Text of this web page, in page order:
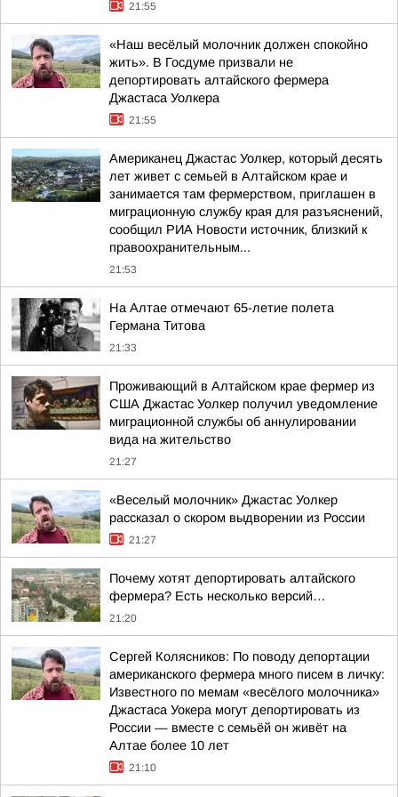
21:55
«Наш весёлый молочник должен спокойно
жить». В Госдуме призвали не
депортировать алтайского фермера
Джастаса Уолкера
21:55
Американец Джастас Уолкер, который десять
лет живет с семьей в Алтайском крае и
занимается там фермерством, приглашен в
миграционную службу края для разъяснений,
сообщил РИА Новости источник, близкий к
правоохранительным...
21:53
На Алтае отмечают 65-летие полета
Германа Титова
21:33
Проживающий в Алтайском крае фермер из
США Джастас Уолкер получил уведомление
миграционной службы об аннулировании
вида на жительство
21:27
«Веселый молочник» Джастас Уолкер
рассказал о скором выдворении из России
21:27
Почему хотят депортировать алтайского
фермера? Есть несколько версий…
21:20
Сергей Колясников: По поводу депортации
американского фермера много писем в личку:
Известного по мемам «весёлого молочника»
Джастаса Уокера могут депортировать из
России — вместе с семьёй он живёт на
Алтае более 10 лет
21:10